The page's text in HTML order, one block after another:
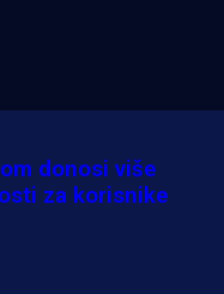
donosi više
za korisnike